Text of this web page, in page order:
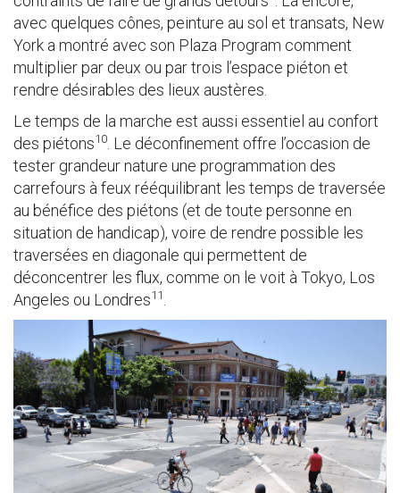
avec quelques cônes, peinture au sol et transats, New
York a montré avec son Plaza Program comment
multiplier par deux ou par trois l’espace piéton et
rendre désirables des lieux austères.
Le temps de la marche est aussi essentiel au confort
des piétons10 . Le déconfinement offre l’occasion de
tester grandeur nature une programmation des
carrefours à feux rééquilibrant les temps de traversée
au bénéfice des piétons (et de toute personne en
situation de handicap), voire de rendre possible les
traversées en diagonale qui permettent de
déconcentrer les flux, comme on le voit à Tokyo, Los
Angeles ou Londres11